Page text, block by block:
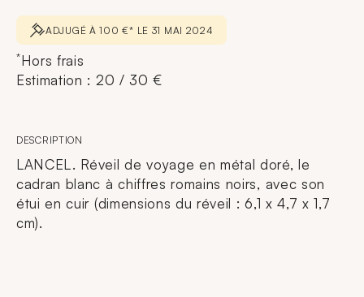
ADJUGÉ À 100 €* LE 31 MAI 2024
*Hors frais
Estimation : 20 / 30 €
DESCRIPTION
LANCEL. Réveil de voyage en métal doré, le
cadran blanc à chiffres romains noirs, avec son
étui en cuir (dimensions du réveil : 6,1 x 4,7 x 1,7
cm).